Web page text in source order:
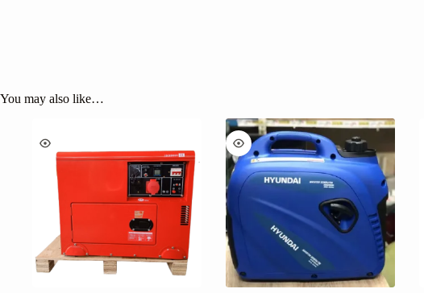
You may also like…